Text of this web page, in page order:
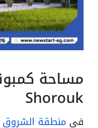
Shorouk
فى منطقة الشروق